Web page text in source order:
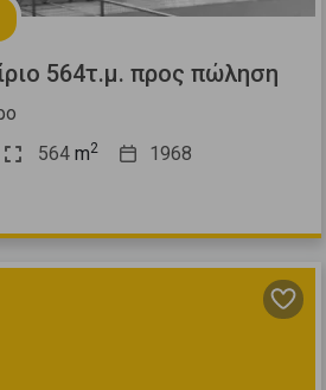
564τ.μ. προς πώληση
564 m2 1968